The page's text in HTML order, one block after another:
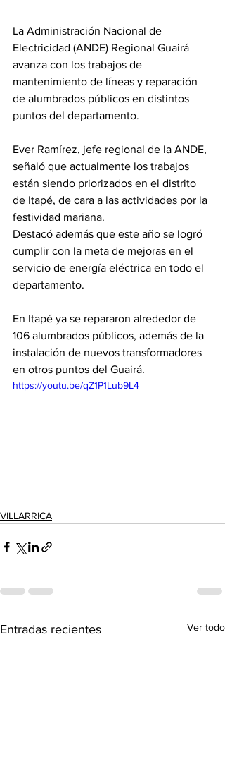
La Administración Nacional de
Electricidad (ANDE) Regional Guairá
avanza con los trabajos de
mantenimiento de líneas y reparación
de alumbrados públicos en distintos
puntos del departamento.
Ever Ramírez, jefe regional de la ANDE,
señaló que actualmente los trabajos
están siendo priorizados en el distrito
de Itapé, de cara a las actividades por la
festividad mariana.
Destacó además que este año se logró
cumplir con la meta de mejoras en el
servicio de energía eléctrica en todo el
departamento.
En Itapé ya se repararon alrededor de
106 alumbrados públicos, además de la
instalación de nuevos transformadores
en otros puntos del Guairá.
https://youtu.be/qZ1P1Lub9L4
VILLARRICA
Entradas recientes Ver todo